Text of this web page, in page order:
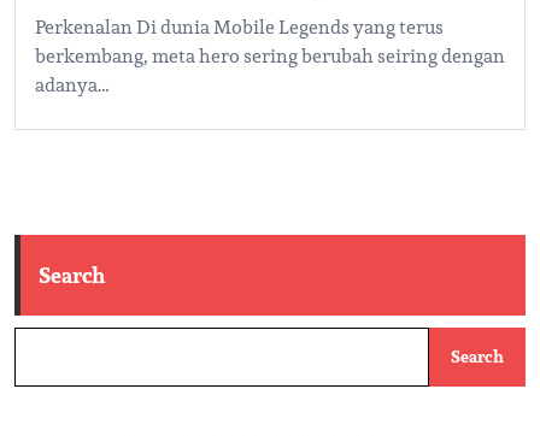
Perkenalan Di dunia Mobile Legends yang terus
berkembang, meta hero sering berubah seiring dengan
adanya…
Search
Search